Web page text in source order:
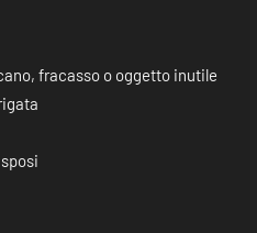
fracasso o oggetto inutile